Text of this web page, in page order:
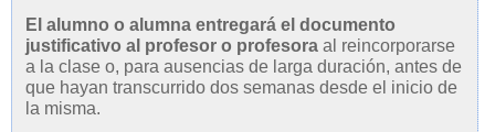
El alumno o alumna entregará el documento
justificativo al profesor o profesora al reincorporarse
a la clase o, para ausencias de larga duración, antes de
que hayan transcurrido dos semanas desde el inicio de
la misma.